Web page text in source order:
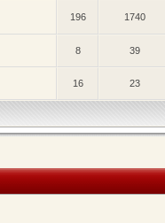
196 1740
8 39
16 23